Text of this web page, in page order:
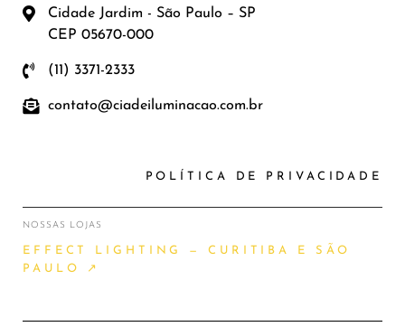
Cidade Jardim - São Paulo – SP
CEP 05670-000
(11) 3371-2333
contato@ciadeiluminacao.com.br
POLÍTICA DE PRIVACIDADE
NOSSAS LOJAS
EFFECT LIGHTING — CURITIBA E SÃO
PAULO ↗